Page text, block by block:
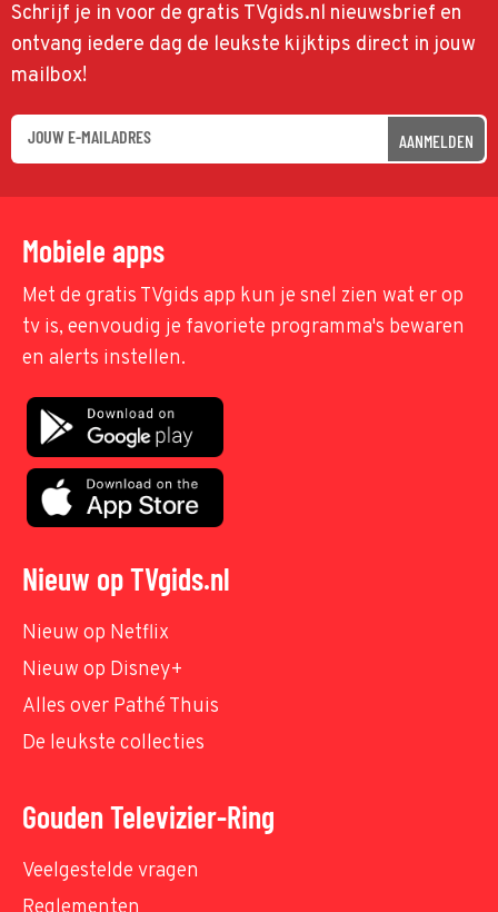
Schrijf je in voor de gratis TVgids.nl nieuwsbrief en
ontvang iedere dag de leukste kijktips direct in jouw
mailbox!
AANMELDEN
Mobiele apps
Met de gratis TVgids app kun je snel zien wat er op
tv is, eenvoudig je favoriete programma's bewaren
en alerts instellen.
Nieuw op TVgids.nl
Nieuw op Netflix
Nieuw op Disney+
Alles over Pathé Thuis
De leukste collecties
Gouden Televizier-Ring
Veelgestelde vragen